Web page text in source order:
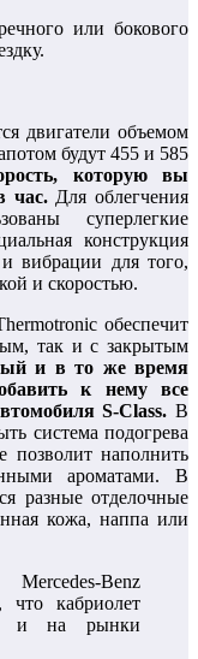
или бокового
двигатели объемом
будут 455 и 585
которую вы
час.Для облегчения
суперлегкие
конструкция
вибрации для того,
и скоростью.
обеспечит
так и с закрытым
и в то же время
к нему все
S-Class. В
система подогрева
позволит наполнить
ароматами. В
разные отделочные
кожа, наппа или
Benz
кабриолет
и на рынки